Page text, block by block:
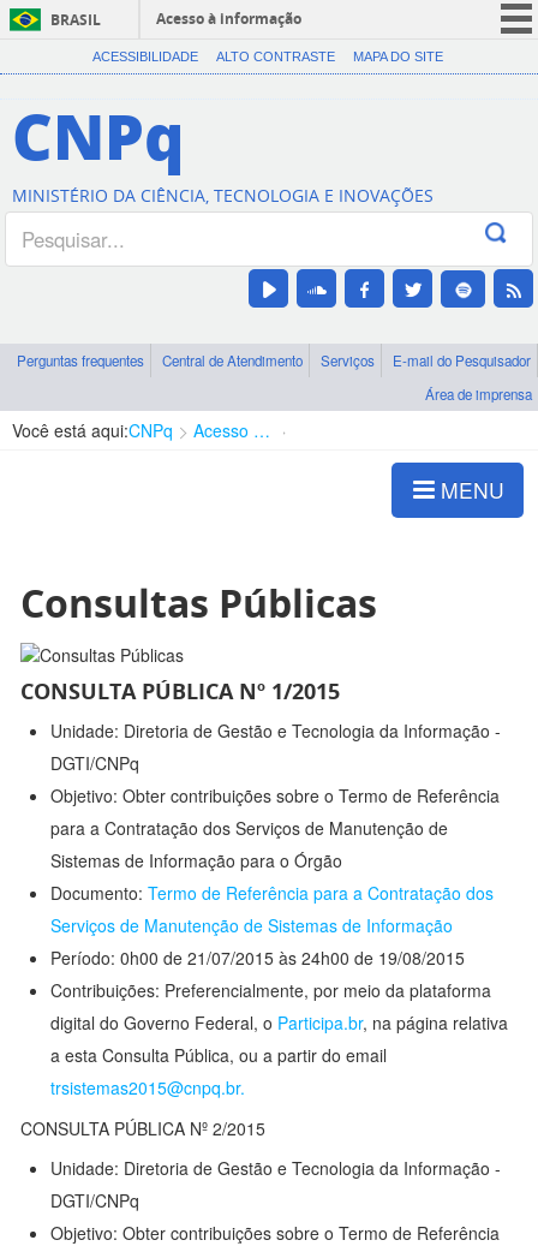
BRASIL
Acesso à informação
CORONAVÍRUS (COVID-19)
Canais
ACESSIBILIDADE ALTO CONTRASTE MAPA DO SITE
CNPq
MINISTÉRIO DA CIÊNCIA, TECNOLOGIA E INOVAÇÕES
Perguntas frequentes Central de Atendimento Serviços
E-mail do Pesquisador
Área de imprensa
Você está aqui:CNPq Acesso à Informação
MENU
Consultas Públicas
CONSULTA PÚBLICA Nº 1/2015
Unidade: Diretoria de Gestão e Tecnologia da Informação -
DGTI/CNPq
Objetivo: Obter contribuições sobre o Termo de Referência
para a Contratação dos Serviços de Manutenção de
Sistemas de Informação para o Órgão
Documento: Termo de Referência para a Contratação dos
Serviços de Manutenção de Sistemas de Informação
Período: 0h00 de 21/07/2015 às 24h00 de 19/08/2015
Contribuições: Preferencialmente, por meio da plataforma
digital do Governo Federal, o Participa.br, na página relativa
a esta Consulta Pública, ou a partir do email
trsistemas2015@cnpq.br.
CONSULTA PÚBLICA Nº 2/2015
Unidade: Diretoria de Gestão e Tecnologia da Informação -
DGTI/CNPq
Objetivo: Obter contribuições sobre o Termo de Referência